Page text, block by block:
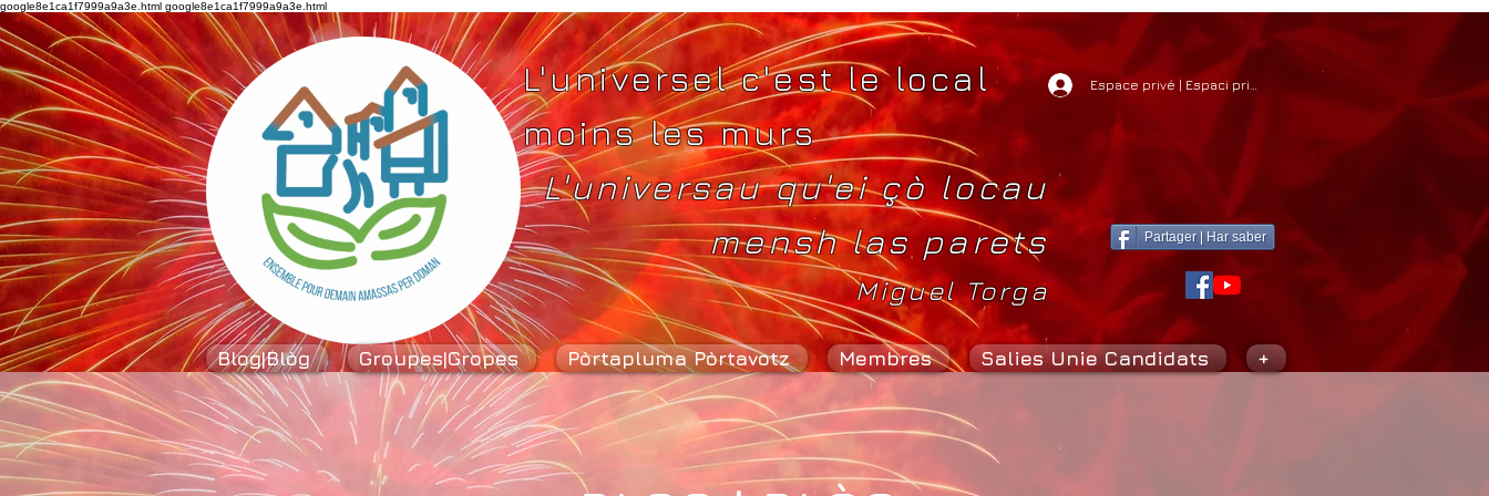
google8e1ca1f7999a9a3e.html google8e1ca1f7999a9a3e.html
L'universel c'est le local
moins les murs
L'universau qu'ei çò locau
mensh las parets
Miguel Torga
Espace privé | Espaci privat
Partager | Har saber
Blog|Blòg Groupes|Gropes Pòrtapluma Pòrtavotz Membres Salies Unie Candidats +